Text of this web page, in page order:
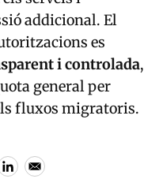
addicional. El
es
i controlada,
general per
fluxos migratoris.